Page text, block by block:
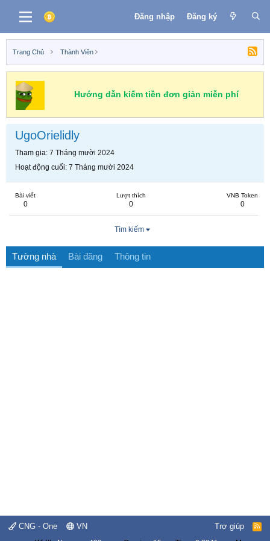
Đăng nhập Đăng ký
Trang Chủ Thành Viên
Hướng dẫn kiếm tiền đơn giản miễn phí
UgoOrielidly
Tham gia 7 Tháng mười 2024
Hoạt động cuối 7 Tháng mười 2024
Bài viết
0
Lượt thích
0
VNB Token
0
Tìm kiếm
Tường nhà Bài đăng Thông tin
CNG - One VN Trợ giúp
R